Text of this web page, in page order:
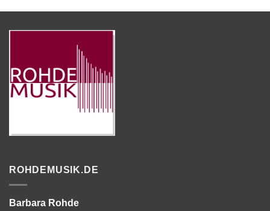
ROHDEMUSIK.DE
Barbara Rohde